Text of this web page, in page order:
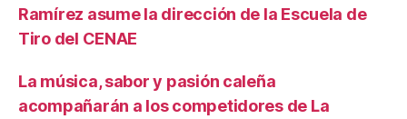
Ramírez asume la dirección de la Escuela de
Tiro del CENAE
La música, sabor y pasión caleña
acompañarán a los competidores de La